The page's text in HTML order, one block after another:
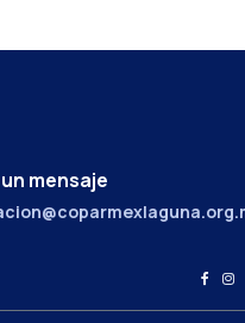
mensaje